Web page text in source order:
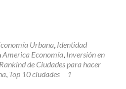
Urbana, Identidad
America Economía, Inversión en
Rankind de Ciudades para hacer
, Top 10 ciudades
1